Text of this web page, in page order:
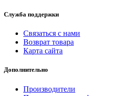
Служба поддержки
Связаться с нами
Возврат товара
Карта сайта
Дополнительно
Производители